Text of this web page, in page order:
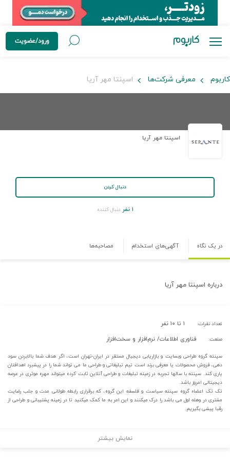
ورود/عضویت
کاربوم معرفی شرکت‌ها اسپنتا مهر آریا
اسپنتا مهر آریا
دنبال کردن
۱ نفر دنبال کننده
در یک نگاه آگهی‌های استخدام مصاحبه‌ها
درباره اسپنتا مهر آریا
تعداد نفرات: ۱ تا ۱۰ نفر
صنعت: فناوری اطلاعات/ نرم‌افزار و سخت‌افزار
سپنته گروه طراحی وبسایت و بازاریابی دیجیال مستقر در ایران-تهران است، اگر هدف شما بالابردن سود
دهی، فروش محصولات یا معرفی برند است تیم تبلیغاتی و طراحی ما می تواند شما را در پیشبرد اهدافتان
یاری کند. سپنته با سالها تجربه در زمینه تبلیغات و طراحی آنلاین ثابت کرده میتواند مهره موثری در عرصه
دیجیتالی امروز باشد.
تک تک اعضاء گروه سپنته سیاست و فلسفه این گروه، که برقراری رابطه طولانی مدت و جلب رضایت
مشتری در وهله اول می باشد را درک میکنند و این امر به ما کمک میکنید تا در زمینه پشتیبانی و طراحی از
رقبا پیشی بگیریم.
نمایش بیشتر